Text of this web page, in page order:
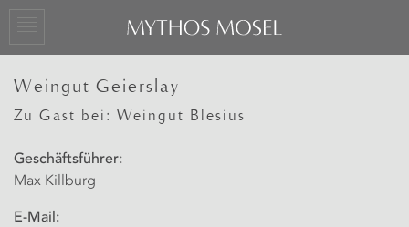
Weingut Geierslay
Zu Gast bei: Weingut Blesius
Geschäftsführer:
Max Killburg
E-Mail: